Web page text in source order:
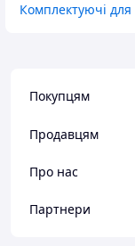
Комплектуючі
Покупцям
Продавцям
Про нас
Партнери